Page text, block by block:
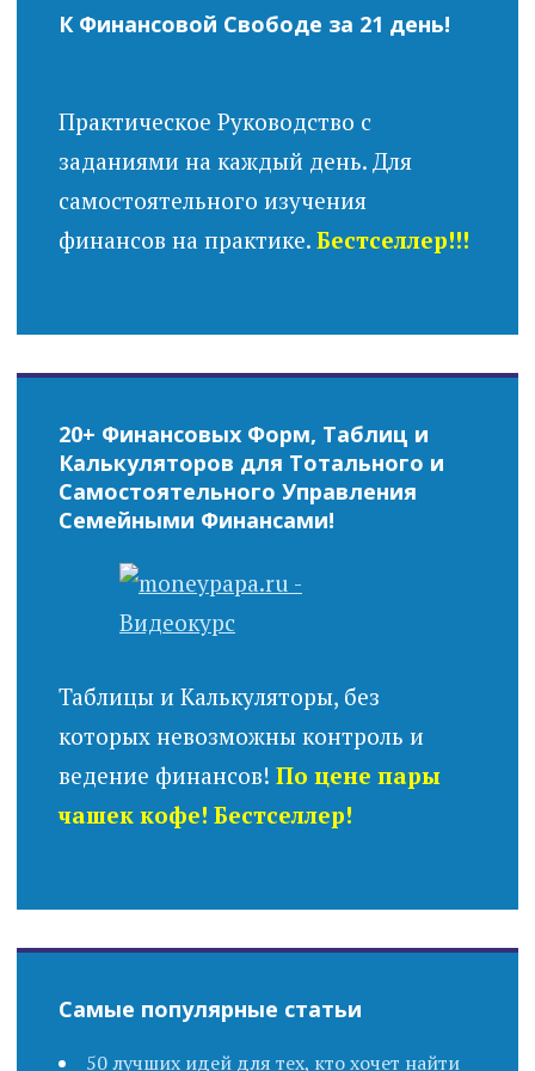
К Финансовой Свободе за 21 день!
Практическое Руководство с
заданиями на каждый день. Для
самостоятельного изучения
финансов на практике. Бестселлер!!!
20+ Финансовых Форм, Таблиц и
Калькуляторов для Тотального и
Самостоятельного Управления
Семейными Финансами!
Таблицы и Калькуляторы, без
которых невозможны контроль и
ведение финансов! По цене пары
чашек кофе! Бестселлер!
Самые популярные статьи
50 лучших идей для тех, кто хочет найти